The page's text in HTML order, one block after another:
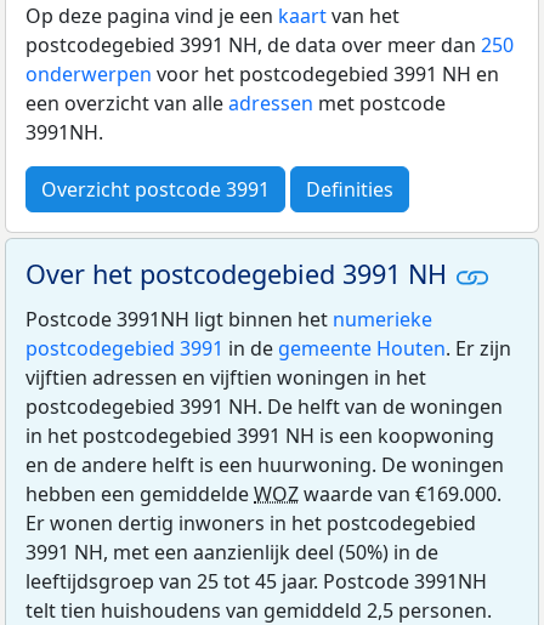
Op deze pagina vind je een kaartvan het
postcodegebied 3991 NH, de data over meer dan 250
onderwerpen voor het postcodegebied 3991 NH en
een overzicht van alleadressen met postcode
3991NH.
Overzicht postcode 3991 Definities
Over het postcodegebied 3991 NH
Postcode 3991NH ligt binnen het numerieke
postcodegebied 3991 in de gemeente Houten. Er zijn
vijftien adressen en vijftien woningen in het
postcodegebied 3991 NH. De helft van de woningen
in het postcodegebied 3991 NH is een koopwoning
en de andere helft is een huurwoning. De woningen
hebben een gemiddeldeWOZwaarde van €169.000.
Er wonen dertig inwoners in het postcodegebied
3991 NH, met een aanzienlijk deel (50%) in de
leeftijdsgroep van 25 tot 45 jaar. Postcode 3991NH
telt tien huishoudens van gemiddeld 2,5 personen.